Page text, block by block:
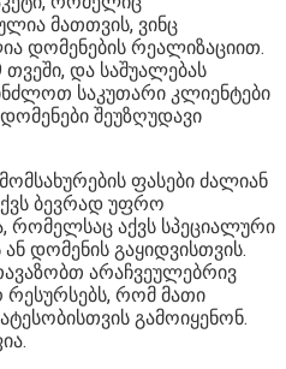
მათთვის, ვინც
დომენების რეალიზაციით.
თვეში, და საშუალებას
საკუთარი კლიენტები
შეუზღუდავი
ფასები ძალიან
ბევრად უფრო
რომელსაც აქვს სპეციალური
დომენის გაყიდვისთვის.
არაჩვეულებრივ
რესურსებს, რომ მათი
გამოიყენონ.